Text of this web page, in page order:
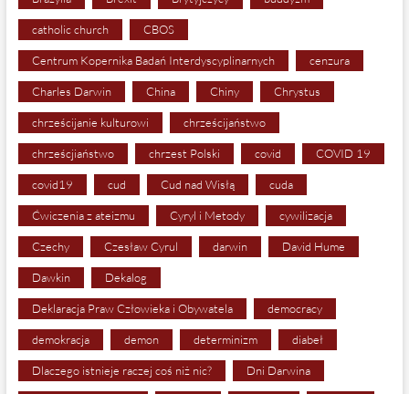
catholic church CBOS
Centrum Kopernika Badań Interdyscyplinarnych cenzura
Charles Darwin China Chiny Chrystus
chrześcijanie kulturowi chrześcijaństwo
chrześcjiaństwo chrzest Polski covid COVID 19
covid19 cud Cud nad Wisłą cuda
Ćwiczenia z ateizmu Cyryl i Metody cywilizacja
Czechy Czesław Cyrul darwin David Hume
Dawkin Dekalog
Deklaracja Praw Człowieka i Obywatela democracy
demokracja demon determinizm diabeł
Dlaczego istnieje raczej coś niż nic? Dni Darwina